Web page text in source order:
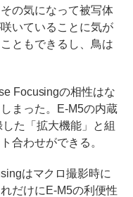
の気になって被写体
いていることに気が
ともできるし、鳥は
Focusingの相性はな
まった。E-M5の内蔵
た「拡大機能」と組
合わせができる。
はマクロ撮影時に
だけにE-M5の利便性